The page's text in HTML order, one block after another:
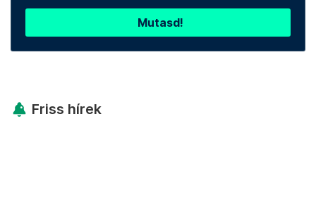
Mutasd!
Friss hírek